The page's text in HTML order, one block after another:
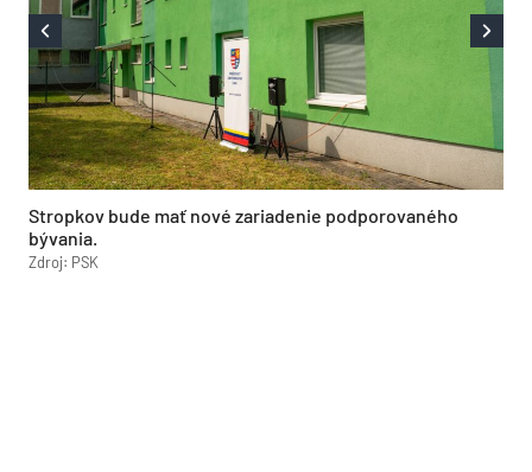
Stropkov bude mať nové zariadenie podporovaného
bývania.
Zdroj: PSK